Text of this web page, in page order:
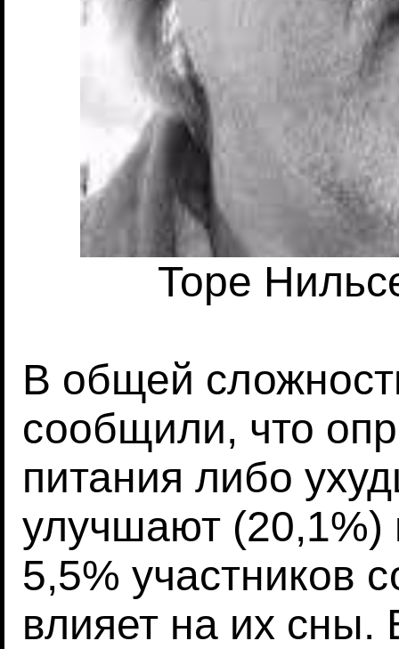
Торе
В общей
сообщили, что
питания либо
улучшают (20,1%)
5,5% участников
влияет на их